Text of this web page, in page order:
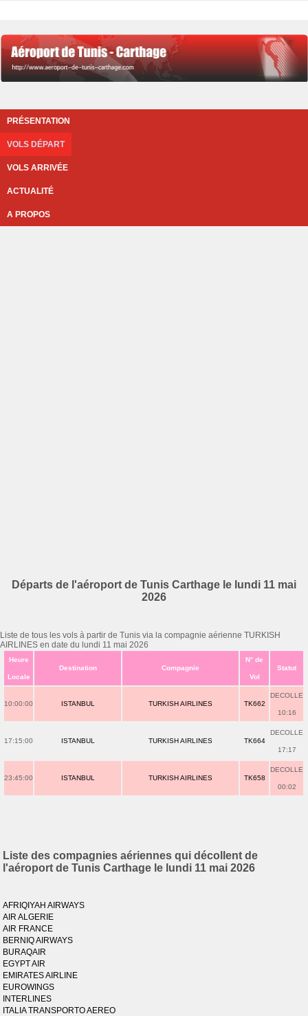
PRÉSENTATION
VOLS DÉPART
VOLS ARRIVÉE
ACTUALITÉ
A PROPOS
Départs de l'aéroport de Tunis Carthage le lundi 11 mai
2026
Liste de tous les vols à partir de Tunis via la compagnie aérienne TURKISH
AIRLINES en date du lundi 11 mai 2026
Heure
Locale
Destination Compagnie
N° de
Vol
Statut
10:00:00 ISTANBUL TURKISH AIRLINES TK662
DECOLLE
10:16
17:15:00 ISTANBUL TURKISH AIRLINES TK664
DECOLLE
17:17
23:45:00 ISTANBUL TURKISH AIRLINES TK658
DECOLLE
00:02
Liste des compagnies aériennes qui décollent de
l'aéroport de Tunis Carthage le lundi 11 mai 2026
AFRIQIYAH AIRWAYS
AIR ALGERIE
AIR FRANCE
BERNIQ AIRWAYS
BURAQAIR
EGYPT AIR
EMIRATES AIRLINE
EUROWINGS
INTERLINES
ITALIA TRANSPORTO AEREO